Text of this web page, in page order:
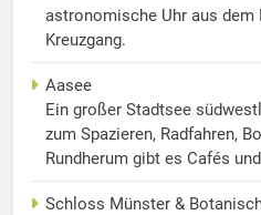
astronomische Uhr aus
Kreuzgang.
Aasee
Ein großer Stadtsee
zum Spazieren, Radfahren,
Rundherum gibt es Cafés
Schloss Münster &